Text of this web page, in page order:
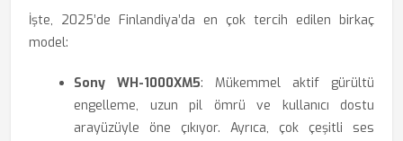
İşte, 2025’de Finlandiya’da en çok tercih edilen birkaç
model:
Sony WH-1000XM5: Mükemmel aktif gürültü
engelleme, uzun pil ömrü ve kullanıcı dostu
arayüzüyle öne çıkıyor. Ayrıca, çok çeşitli ses